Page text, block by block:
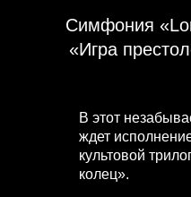
Симфония
«Игра
В этот
ждет
культовой
колец».